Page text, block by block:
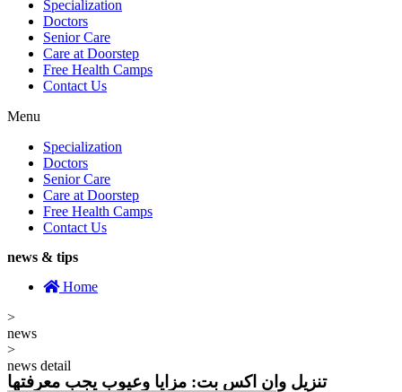
Specialization
Doctors
Senior Care
Care at Doorstep
Free Health Camps
Contact Us
Menu
Specialization
Doctors
Senior Care
Care at Doorstep
Free Health Camps
Contact Us
news & tips
Home
>
news
>
news detail
تنزيل وان اكس بت: مزايا وعيوب يجب معرفتها